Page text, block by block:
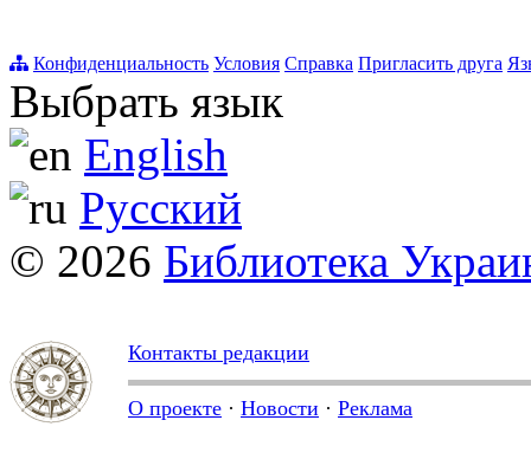
Конфиденциальность Условия Справка Пригласить друга
Выбрать язык
English
Русский
© 2026 Библиотека
Контакты редакции
О проекте · Новости · Реклама